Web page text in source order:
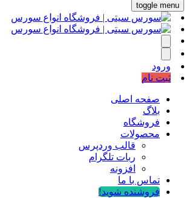
toggle menu
ورود
ثبت نام
صفحه اصلی
بلاگ
فروشگاه
محصولات
قالب وردپرس
ربات تلگرام
افزونه
تماس با ما
فروشنده شوید!